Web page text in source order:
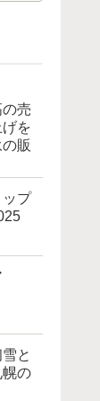
売
を
販
プ
と
の